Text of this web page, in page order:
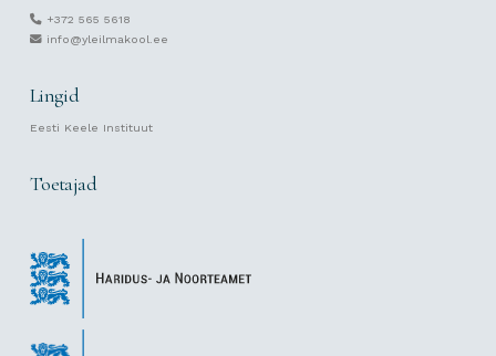
+372 565 5618
info@yleilmakool.ee
Lingid
Eesti Keele Instituut
Toetajad